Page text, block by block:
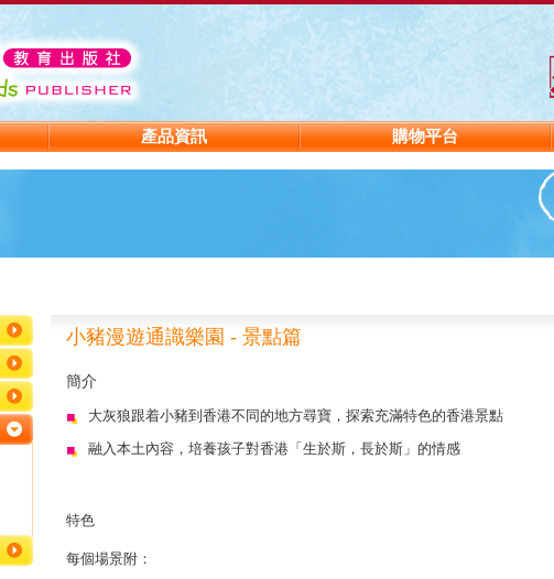
產品資訊 購物平台
小豬漫遊通識樂園 - 景點篇
簡介
大灰狼跟着小豬到香港不同的地方尋寶，探索充滿特色的香港景點
融入本土內容，培養孩子對香港「生於斯，長於斯」的情感
特色
每個場景附：